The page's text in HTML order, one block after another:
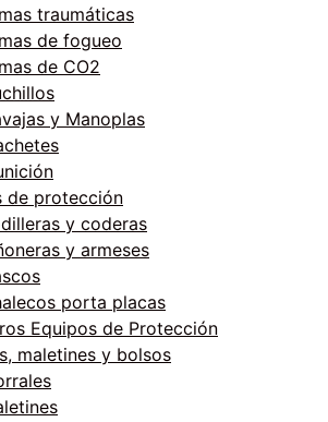
traumáticas
de fogueo
de CO2
y Manoplas
de protección
y coderas
y armeses
porta placas
Equipos de Protección
maletines y bolsos